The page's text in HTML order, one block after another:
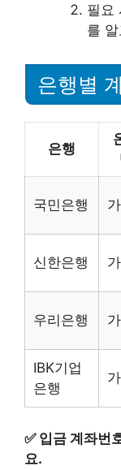
필요
를
은행별
은행
국민은행
신한은행
우리은행
IBK기업
은행
✅ 입금 계좌번
요.